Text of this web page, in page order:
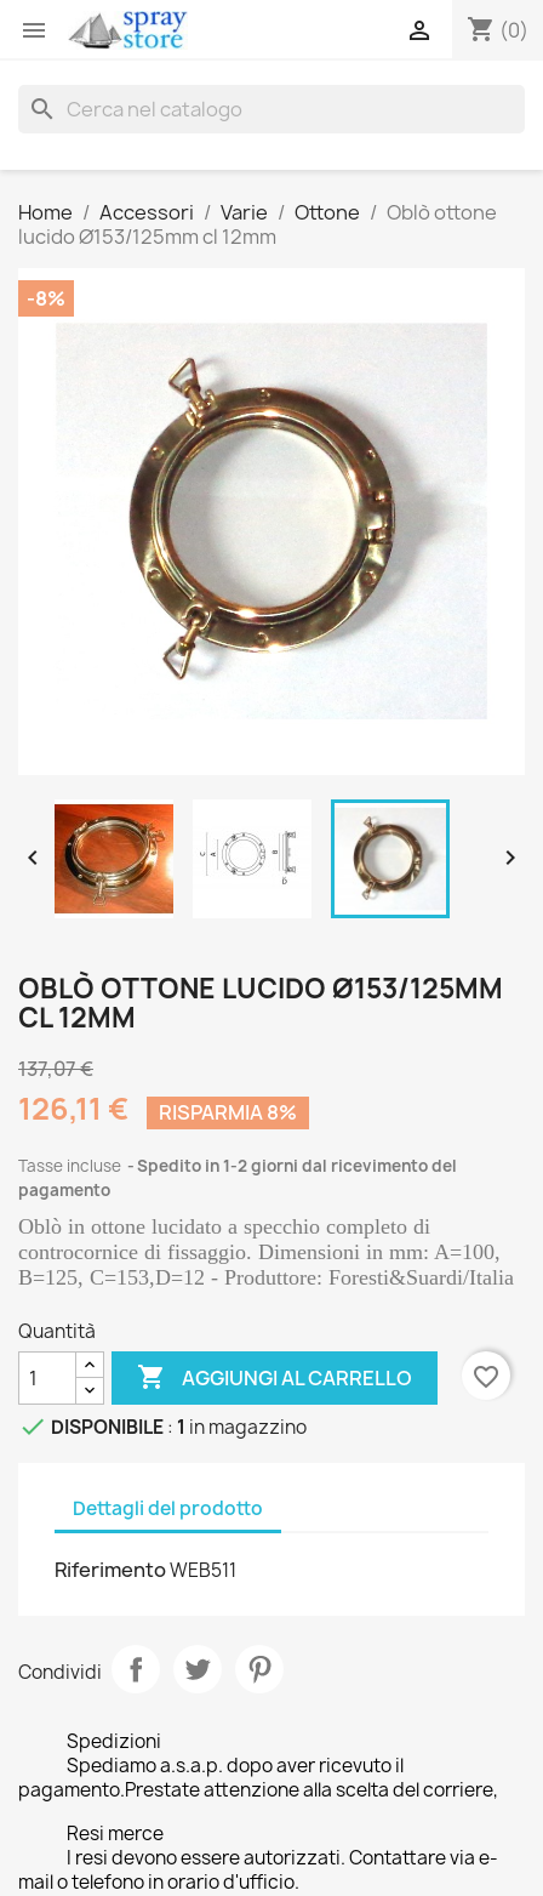
 shopping_cart (0)

search
Home Accessori Varie Ottone
Oblò ottone
lucido Ø153/125mm cl 12mm
-8%
 
OBLÒ OTTONE LUCIDO Ø153/125MM
CL 12MM
137,07 €
126,11 € RISPARMIA 8%
Tasse incluse
Spedito in 1-2 giorni dal ricevimento del
pagamento
Oblò in ottone lucidato a specchio completo di
controcornice di fissaggio. Dimensioni in mm: A=100,
B=125, C=153,D=12 - Produttore: Foresti&Suardi/Italia
Quantità
 AGGIUNGI AL CARRELLO
favorite_border
 DISPONIBILE: 1 in magazzino
Dettagli del prodotto
RiferimentoWEB511
Condividi
Spedizioni
Spediamo a.s.a.p. dopo aver ricevuto il
pagamento.Prestate attenzione alla scelta del corriere,
Resi merce
I resi devono essere autorizzati. Contattare via e-
mail o telefono in orario d'ufficio.